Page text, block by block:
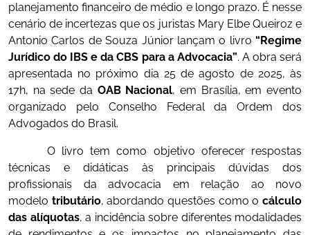
planejamento financeiro de médio e longo prazo. É nesse
cenário de incertezas que os juristas Mary Elbe Queiroz e
Antonio Carlos de Souza Júnior lançam o livro “Regime
Jurídico do IBS e da CBS para a Advocacia”. A obra será
apresentada no próximo dia 25 de agosto de 2025, às
17h, na sede da OAB Nacional, em Brasília, em evento
organizado pelo Conselho Federal da Ordem dos
Advogados do Brasil.
O livro tem como objetivo oferecer respostas
técnicas e didáticas às principais dúvidas dos
profissionais da advocacia em relação ao novo
modelo tributário, abordando questões como ocálculo
das alíquotas, a incidência sobre diferentes modalidades